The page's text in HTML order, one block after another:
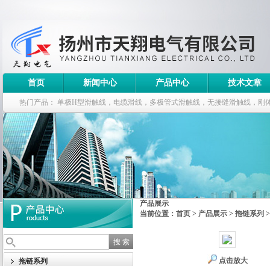
首页 新闻中心 产品中心 技术文章
热门产品： 单极H型滑触线，电缆滑线，多极管式滑触线，无接缝滑触线，刚
钢电缆滑车
拖链系列
产品展示
当前位置： 首页 > 产品展示 > 拖链系列
点击放大